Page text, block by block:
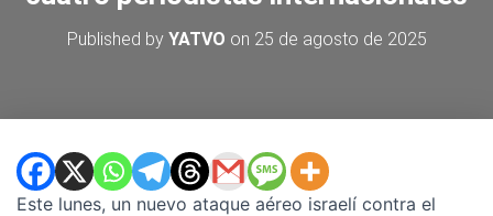
Published by YATVO on 25 de agosto de 2025
Este lunes, un nuevo ataque aéreo israelí contra el